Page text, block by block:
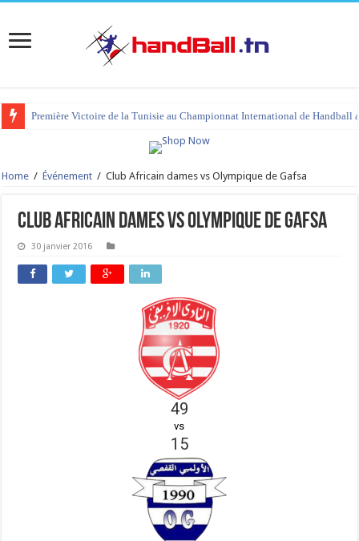
Première Victoire de la Tunisie au Championnat International de Handball
Home / Événement / Club Africain dames vs Olympique de Gafsa
Club Africain dames vs Olympique de Gafsa
30 janvier 2016
49
vs
15